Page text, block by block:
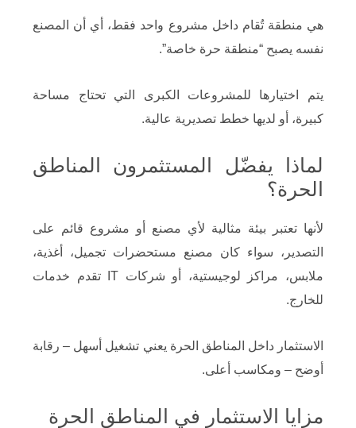
هي منطقة تُقام داخل مشروع واحد فقط، أي أن المصنع
نفسه يصبح “منطقة حرة خاصة”.
يتم اختيارها للمشروعات الكبرى التي تحتاج مساحة
كبيرة، أو لديها خطط تصديرية عالية.
لماذا يفضّل المستثمرون المناطق
الحرة؟
لأنها تعتبر بيئة مثالية لأي مصنع أو مشروع قائم على
التصدير، سواء كان مصنع مستحضرات تجميل، أغذية،
ملابس، مراكز لوجيستية، أو شركات IT تقدم خدمات
للخارج.
الاستثمار داخل المناطق الحرة يعني تشغيل أسهل – رقابة
أوضح – ومكاسب أعلى.
مزايا الاستثمار في المناطق الحرة